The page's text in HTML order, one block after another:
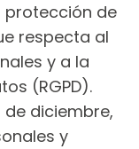
protección de
respecta al
y a la
(RGPD).
de diciembre,
y